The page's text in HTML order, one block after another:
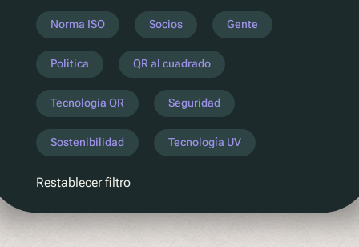
One Water
Entender la próxima legislación
PPWR
SB54
EPR
ESPR
Contacto
Norma ISO Socios Gente
Política QR al cuadrado
Tecnología QR Seguridad
Sostenibilidad Tecnología UV
Restablecer filtro